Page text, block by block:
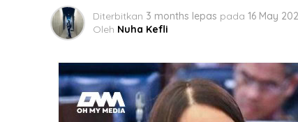
Diterbitkan 3 months lepas pada 16 May
Oleh Nuha Kefli